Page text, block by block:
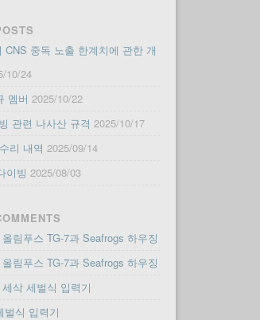
CNS 중독 노출 한계치에 관한 개
10/24
멤버 2025/10/22
관련 나사산 규격 2025/10/17
리 내역 2025/09/14
이빙 2025/08/03
올림푸스 TG-7과 Seafrogs 하우징
올림푸스 TG-7과 Seafrogs 하우징
세삭 세벌식 입력기
벌식 입력기